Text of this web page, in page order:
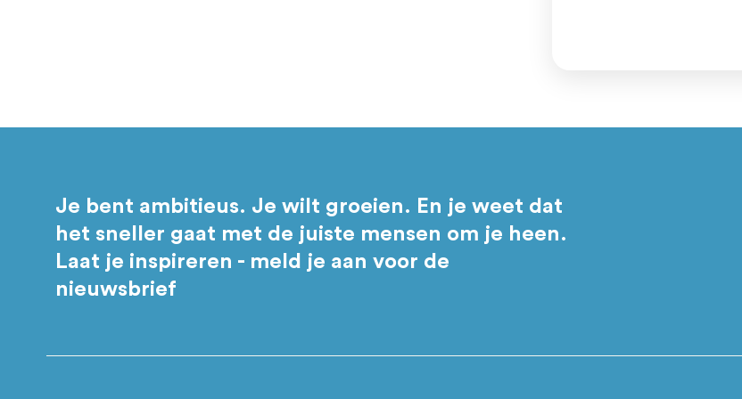
Je bent ambitieus. Je wilt groeien. En je weet dat
het sneller gaat met de juiste mensen om je heen.
Laat je inspireren - meld je aan voor de
nieuwsbrief